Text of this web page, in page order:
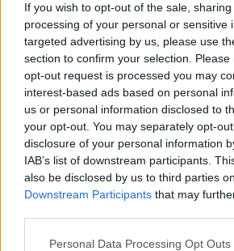
If you wish to opt-out of the sale,
processing of your personal or sensitive
targeted advertising by us, please use
section to confirm your selection.
opt-out request is processed you may
interest-based ads based on personal
us or personal information disclosed to
your opt-out. You may separately opt-
disclosure of your personal information
IAB’s list of downstream participants.
also be disclosed by us to third parties
Downstream Participants that may
Please note that this website/app uses
Personal Data Processing Opt Outs
Fronten får ettdelvis annorlunda
strålkastare. Bilen har också blivit 16
och enligt Sono är det för att förbättra
köregenskaper och säkerhet.
Trots den ökade längden har
830 till 1 750 kilo. Dessutom får bilen
som ska vara effektivare än tidigare.
stolar och fler förvaringsutrymmen.